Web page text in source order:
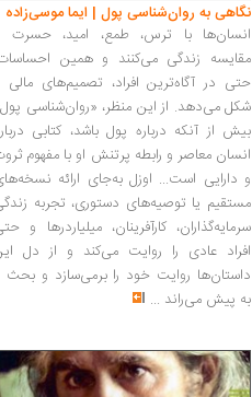
نگاهی به روان‌شناسی پول | ایما موسی‌زاده
انسان‌ها با ترس، طمع، امید، حسرت
مقایسه زندگی می‌کنند و همین
حتی در آگاه‌ترین افراد، تصمیم‌های مالی
شکل می‌دهد. از این منظر، «روان‌شناسی
بیش از آنکه درباره پول باشد، کتابی
انسان معاصر و رابطه پرتنش او با مفهوم
و دارایی است... اوزل به‌جای ارائه
مستقیم یا توصیه‌های دستوری، تجربه
سرمایه‌گذاران، کارآفرینان، میلیاردرها و
افراد عادی را روایت می‌کند و از دل
داستان‌ها روایت خود را برمی‌سازد و بحث
به پیش می‌راند ...